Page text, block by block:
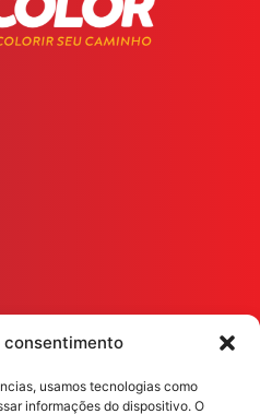
consentimento
usamos tecnologias como
informações do dispositivo. O